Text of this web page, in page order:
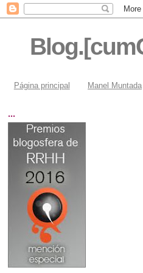
Página principal Manel Muntada
...